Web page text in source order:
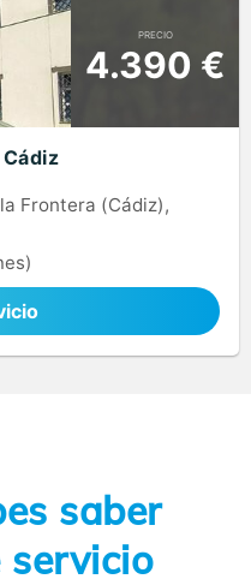
PRECIO
4.390 €
Frontera (Cádiz),
saber
servicio